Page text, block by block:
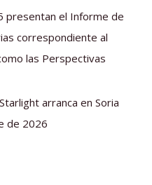
presentan el Informe de
correspondiente al
las Perspectivas
arranca en Soria
de 2026